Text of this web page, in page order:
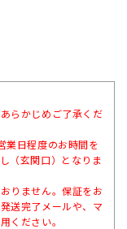
らかじめご了承くだ
業日程度のお時間を
（玄関口）となりま
りません。保証をお
送完了メールや、マ
ください。